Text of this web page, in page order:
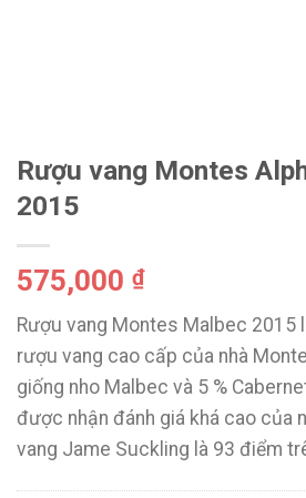
Rượu vang Montes
2015
575,000 ₫
Rượu vang Montes Malbec 2015
rượu vang cao cấp của nhà
giống nho Malbec và 5 %
được nhận đánh giá khá cao của
vang Jame Suckling là 93 điểm